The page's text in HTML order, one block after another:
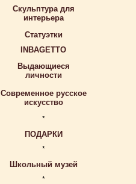
Скульптура для
интерьера
Статуэтки
INBAGETTO
Выдающиеся
личности
Современное русское
искусство
*
ПОДАРКИ
*
Школьный музей
*